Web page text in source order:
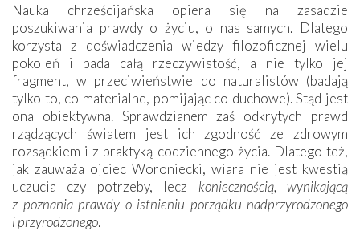
Nauka chrześcijańska opiera się na zasadzie
poszukiwania prawdy o życiu, o nas samych. Dlatego
korzysta z doświadczenia wiedzy filozoficznej wielu
pokoleń i bada całą rzeczywistość, a nie tylko jej
fragment, w przeciwieństwie do naturalistów (badają
tylko to, co materialne, pomijając co duchowe). Stąd jest
ona obiektywna. Sprawdzianem zaś odkrytych prawd
rządzących światem jest ich zgodność ze zdrowym
rozsądkiem i z praktyką codziennego życia. Dlatego też,
jak zauważa ojciec Woroniecki, wiara nie jest kwestią
uczucia czy potrzeby, lecz koniecznością, wynikającą
z poznania prawdy o istnieniu porządku nadprzyrodzonego
i przyrodzonego.